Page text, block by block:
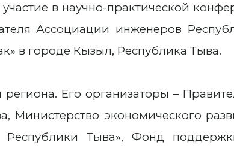
в научно-практической
Ассоциации инженеров
в городе Кызыл, Республика Тыва.
Его организаторы –
Министерство экономического
Тыва», Фонд